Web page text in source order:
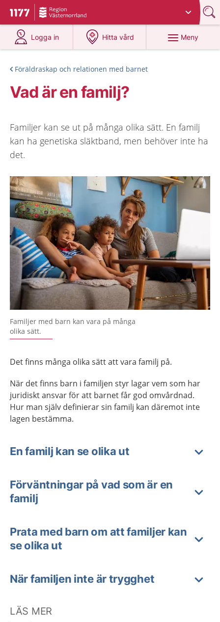
Till startsidan för 1177
Du har valt region
Logga in
på 1177.se
Hitta vård
på 1177.se
Meny
Föräldraskap och relationen med barnet
Vad är en familj?
Familjer kan se ut på många olika sätt. En familj
kan ha genetiska släktband, men behöver inte ha
det.
Familjer med barn kan vara på många
olika sätt.
Det finns många olika sätt att vara familj på.
När det finns barn i familjen styr lagar vem som har
juridiskt ansvar för att barnet får god omvårdnad.
Hur man själv definierar sin familj kan däremot inte
lagen bestämma.
En familj kan se olika ut
Förväntningar på vad som är en
familj
Prata med barn om att familjer kan
se olika ut
När familjen inte är trygghet
LÄS MER